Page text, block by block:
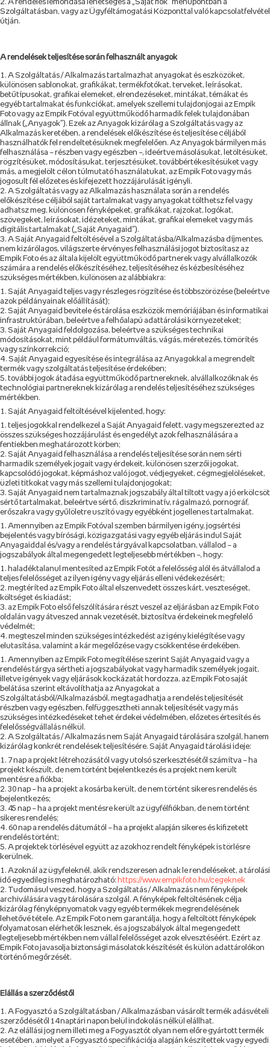
Szolgáltatásban, vagy az Ügyféltámogatási Központtal való kapcsolatfelvétel
útján.
A rendelések teljesítése során felhasznált anyagok
A Szolgáltatás / Alkalmazás tartalmazhat anyagokat és eszközöket,
különösen sablonokat, grafikákat, termékfotókat, terveket, leírásokat,
betűtípusokat, grafikai elemeket, elrendezéseket, mintákat, témákat és
egyéb tartalmakat és funkciókat, amelyek szellemi tulajdonjogai az Empik
Foto vagy az Empik Fotóval együttműködő harmadik felek tulajdonában
állnak („Anyagok”). Ezek az Anyagok kizárólag a Szolgáltatás vagy az
Alkalmazás keretében, a rendelések előkészítése és teljesítése céljából
használhatók fel rendeltetésüknek megfelelően. Az Anyagok bármilyen más
felhasználása – részben vagy egészben –, ideértve másolásukat, letöltésüket,
rögzítésüket, módosításukat, terjesztésüket, továbbértékesítésüket vagy
más, a megjelölt célon túlmutató használatukat, az Empik Foto vagy más
jogosult fél előzetes és kifejezett hozzájárulását igényli.
A Szolgáltatás vagy az Alkalmazás használata során a rendelés
előkészítése céljából saját tartalmakat vagy anyagokat tölthetsz fel vagy
adhatsz meg, különösen fényképeket, grafikákat, rajzokat, logókat,
szövegeket, leírásokat, idézeteket, mintákat, grafikai elemeket vagy más
digitális tartalmakat („Saját Anyagaid”).
A Saját Anyagaid feltöltésével a Szolgáltatásba/Alkalmazásba díjmentes,
nem kizárólagos, világszerte érvényes felhasználási jogot biztosítasz az
Empik Foto és az általa kijelölt együttműködő partnerek vagy alvállalkozók
számára a rendelés előkészítéséhez, teljesítéséhez és kézbesítéséhez
szükséges mértékben, különösen az alábbiakra:
Saját Anyagaid teljes vagy részleges rögzítése és többszörözése (beleértve
azok példányainak előállítását);
Saját Anyagaid bevitele és tárolása eszközök memóriájában és informatikai
infrastruktúrában, beleértve a felhőalapú adattárolási környezeteket;
Saját Anyagaid feldolgozása, beleértve a szükséges technikai
módosításokat, mint például formátumváltás, vágás, méretezés, tömörítés
vagy színkorrekció;
Saját Anyagaid egyesítése és integrálása az Anyagokkal a megrendelt
termék vagy szolgáltatás teljesítése érdekében;
további jogok átadása együttműködő partnereknek, alvállalkozóknak és
technológiai partnereknek kizárólag a rendelés teljesítéséhez szükséges
mértékben.
Saját Anyagaid feltöltésével kijelented, hogy:
teljes jogokkal rendelkezel a Saját Anyagaid felett, vagy megszerezted az
összes szükséges hozzájárulást és engedélyt azok felhasználására a
fentiekben meghatározott körben;
Saját Anyagaid felhasználása a rendelés teljesítése során nem sérti
harmadik személyek jogait vagy érdekeit, különösen szerzői jogokat,
kapcsolódó jogokat, képmáshoz való jogot, védjegyeket, cégmegjelöléseket,
üzleti titkokat vagy más szellemi tulajdonjogokat;
Saját Anyagaid nem tartalmaznak jogszabály által tiltott vagy a jó erkölcsöt
sértő tartalmakat, beleértve sértő, diszkriminatív, rágalmazó, pornográf,
erőszakra vagy gyűlöletre uszító vagy egyébként jogellenes tartalmakat.
Amennyiben az Empik Fotóval szemben bármilyen igény, jogsértési
bejelentés vagy bírósági, közigazgatási vagy egyéb eljárás indul Saját
Anyagaiddal és/vagy a rendelés tárgyával kapcsolatban, vállalod – a
jogszabályok által megengedett legteljesebb mértékben –, hogy:
haladéktalanul mentesíted az Empik Fotót a felelősség alól és átvállalod a
teljes felelősséget az ilyen igény vagy eljárás elleni védekezésért;
megtéríted az Empik Foto által elszenvedett összes kárt, veszteséget,
költséget és kiadást;
az Empik Foto első felszólítására részt veszel az eljárásban az Empik Foto
oldalán vagy átveszed annak vezetését, biztosítva érdekeinek megfelelő
védelmét;
megteszel minden szükséges intézkedést az igény kielégítése vagy
elutasítása, valamint a kár megelőzése vagy csökkentése érdekében.
Amennyiben az Empik Foto megítélése szerint Saját Anyagaid vagy a
rendelés tárgya sértheti a jogszabályokat vagy harmadik személyek jogait,
illetve igények vagy eljárások kockázatát hordozza, az Empik Foto saját
belátása szerint eltávolíthatja az Anyagokat a
Szolgáltatásból/Alkalmazásból, megtagadhatja a rendelés teljesítését
részben vagy egészben, felfüggesztheti annak teljesítését vagy más
szükséges intézkedéseket tehet érdekei védelmében, előzetes értesítés és
felelősségvállalás nélkül.
A Szolgáltatás / Alkalmazás nem Saját Anyagaid tárolására szolgál, hanem
kizárólag konkrét rendelések teljesítésére. Saját Anyagaid tárolási ideje:
7 nap a projekt létrehozásától vagy utolsó szerkesztésétől számítva – ha
projekt készült, de nem történt bejelentkezés és a projekt nem került
mentésre a fiókba;
30 nap – ha a projekt a kosárba került, de nem történt sikeres rendelés és
bejelentkezés;
45 nap – ha a projekt mentésre került az ügyfélfiókban, de nem történt
sikeres rendelés;
60 nap a rendelés dátumától – ha a projekt alapján sikeres és kifizetett
rendelés történt;
A projektek törlésével együtt az azokhoz rendelt fényképek is törlésre
kerülnek.
Azoknál az ügyfeleknél, akik rendszeresen adnak le rendeléseket, a tárolási
idő egyedileg is meghatározható: https://www.empikfoto.hu/cegeknek
Tudomásul veszed, hogy a Szolgáltatás / Alkalmazás nem fényképek
archiválására vagy tárolására szolgál. A fényképek feltöltésének célja
kizárólag fényképnyomatok vagy egyéb termékek megrendelésének
lehetővé tétele. Az Empik Foto nem garantálja, hogy a feltöltött fényképek
folyamatosan elérhetők lesznek, és a jogszabályok által megengedett
legteljesebb mértékben nem vállal felelősséget azok elvesztéséért. Ezért az
Empik Foto javasolja biztonsági másolatok készítését és külön adattárolókon
történő megőrzését.
Elállás a szerződéstől
A Fogyasztó a Szolgáltatásban / Alkalmazásban vásárolt termék adásvételi
szerződésétől 14 naptári napon belül indokolás nélkül elállhat.
Az elállási jog nem illeti meg a Fogyasztót olyan nem előre gyártott termék
esetében, amelyet a Fogyasztó specifikációja alapján készítettek vagy egyedi